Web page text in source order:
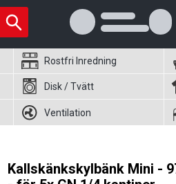
Rostfri Inredning
Disk / Tvätt
Ventilation
Kallskänkskylbänk Mini -